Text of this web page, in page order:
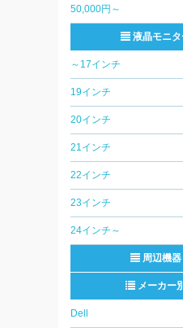
50,000円～
液晶モニタ
～17インチ
19インチ
20インチ
21インチ
22インチ
23インチ
24インチ～
周辺機器
メーカー
Dell